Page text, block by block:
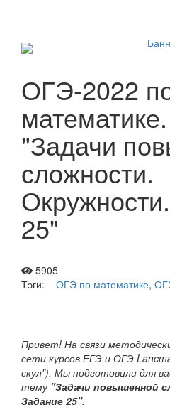
ОГЭ-2022
"Задачи
сложности.
25"
5905
Тэги:
ОГЭ по математике,
Привет! На связи
сети курсов ЕГЭ и ОГЭ
скул"). Мы подготовили для
тему "Задачи повышенной
Задание 25".